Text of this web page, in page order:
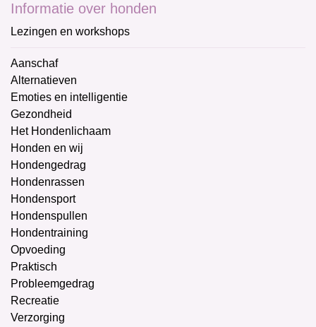
Informatie over honden
Lezingen en workshops
Aanschaf
Alternatieven
Emoties en intelligentie
Gezondheid
Het Hondenlichaam
Honden en wij
Hondengedrag
Hondenrassen
Hondensport
Hondenspullen
Hondentraining
Opvoeding
Praktisch
Probleemgedrag
Recreatie
Verzorging